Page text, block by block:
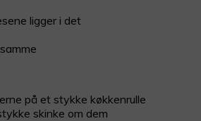
ligger i det
på et stykke køkkenrulle
skinke om dem